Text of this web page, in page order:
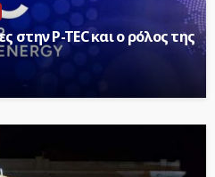
στην P-TEC και ο ρόλος της